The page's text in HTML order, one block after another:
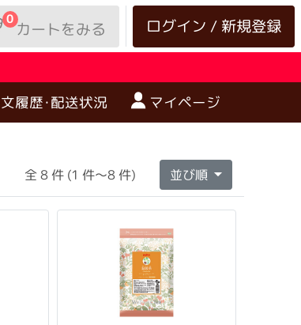
ログイン / 新規登録
0カートをみる
履歴･配送状況 マイページ
全 8 件 (1 件～8 件) 並び順